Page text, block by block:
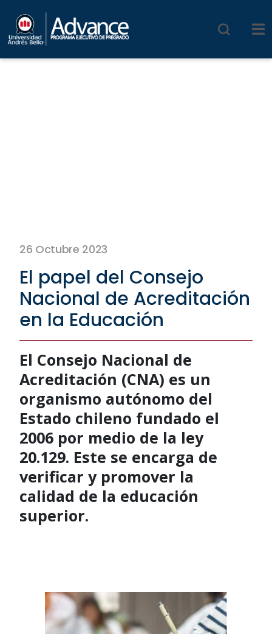
26 Octubre 2023
El papel del Consejo
Nacional de Acreditación
en la Educación
El Consejo Nacional de
Acreditación (CNA) es un
organismo autónomo del
Estado chileno fundado el
2006 por medio de la ley
20.129. Este se encarga de
verificar y promover la
calidad de la educación
superior.